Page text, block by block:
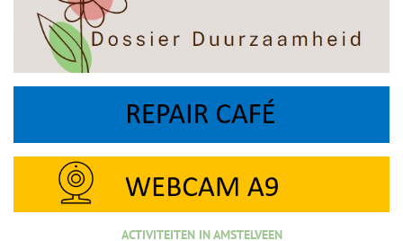
ACTIVITEITEN IN AMSTELVEEN